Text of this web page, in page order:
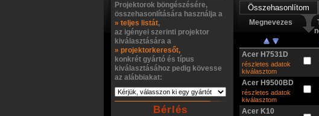
Projektorok böngészésére,
összehasonlítására használja a
» teljes listát,
az igényei szerinti projektor
kiválasztására a
» projektorkeresőt,
konkrét gyártó és típus
kiválasztásához pedig kövesse
az alábbiakat:
Bérlés
Megnevezes
Acer H7531D
részletes adatok
kiválasztom
Acer H9500BD
részletes adatok
kiválasztom
Acer K10